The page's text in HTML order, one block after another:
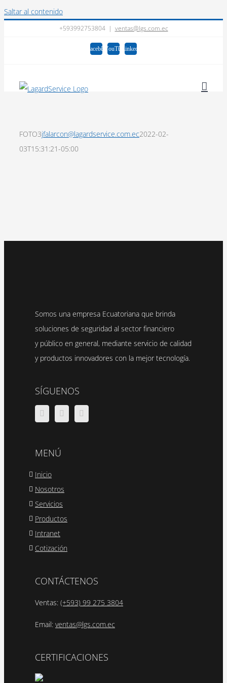
Saltar al contenido
+593992753804 | ventas@lgs.com.ec
FacebookYouTubeLinkedIn
FOTO3jfalarcon@lagardservice.com.ec2022-02-
03T15:31:21-05:00
Somos una empresa Ecuatoriana que brinda
soluciones de seguridad al sector financiero
y público en general, mediante servicio de calidad
y productos innovadores con la mejor tecnología.
SÍGUENOS
MENÚ
Inicio
Nosotros
Servicios
Productos
Intranet
Cotización
CONTÁCTENOS
Ventas: (+593) 99 275 3804
Email: ventas@lgs.com.ec
CERTIFICACIONES